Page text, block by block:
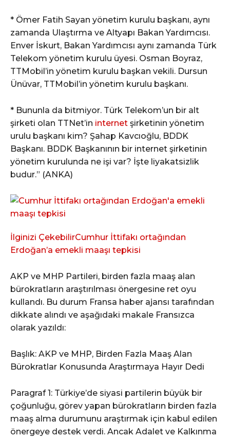
* Ömer Fatih Sayan yönetim kurulu başkanı, aynı
zamanda Ulaştırma ve Altyapı Bakan Yardımcısı.
Enver İskurt, Bakan Yardımcısı aynı zamanda Türk
Telekom yönetim kurulu üyesi. Osman Boyraz,
TTMobil’in yönetim kurulu başkan vekili. Dursun
Ünüvar, TTMobil’in yönetim kurulu başkanı.
* Bununla da bitmiyor. Türk Telekom’un bir alt
şirketi olan TTNet’in internet şirketinin yönetim
urulu başkanı kim? Şahap Kavcıoğlu, BDDK
Başkanı. BDDK Başkanının bir internet şirketinin
yönetim kurulunda ne işi var? İşte liyakatsizlik
budur.” (ANKA)
İlginizi ÇekebilirCumhur İttifakı ortağından
Erdoğan’a emekli maaşı tepkisi
AKP ve MHP Partileri, birden fazla maaş alan
bürokratların araştırılması önergesine ret oyu
kullandı. Bu durum Fransa haber ajansı tarafından
dikkate alındı ve aşağıdaki makale Fransızca
olarak yazıldı:
Başlık: AKP ve MHP, Birden Fazla Maaş Alan
Bürokratlar Konusunda Araştırmaya Hayır Dedi
Paragraf 1: Türkiye’de siyasi partilerin büyük bir
çoğunluğu, görev yapan bürokratların birden fazla
maaş alma durumunu araştırmak için kabul edilen
önergeye destek verdi. Ancak Adalet ve Kalkınma